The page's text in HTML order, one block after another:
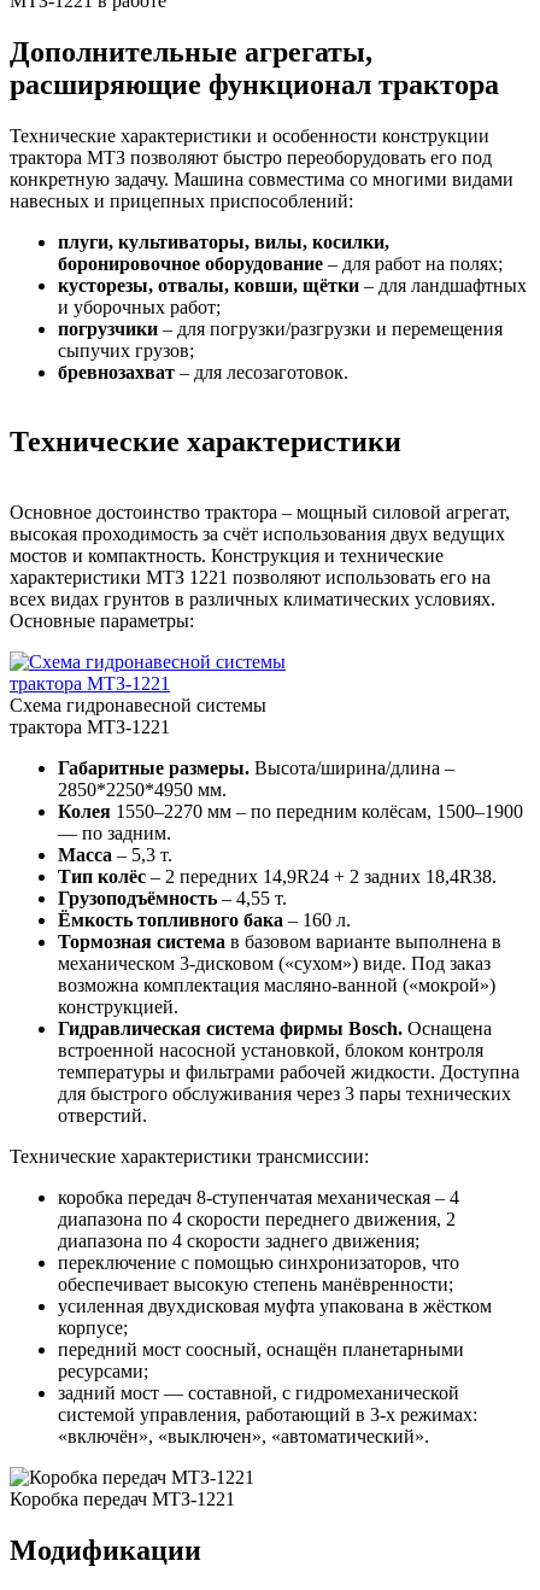
Дополнительные агрегаты,
расширяющие функционал трактора
Технические характеристики и особенности конструкции
трактора МТЗ позволяют быстро переоборудовать его под
конкретную задачу. Машина совместима со многими видами
навесных и прицепных приспособлений:
плуги, культиваторы, вилы, косилки,
боронировочное оборудование – для работ на полях;
кусторезы, отвалы, ковши, щётки – для ландшафтных
и уборочных работ;
погрузчики – для погрузки/разгрузки и перемещения
сыпучих грузов;
бревнозахват – для лесозаготовок.
Технические характеристики
Основное достоинство трактора – мощный силовой агрегат,
высокая проходимость за счёт использования двух ведущих
мостов и компактность. Конструкция и технические
характеристики МТЗ 1221 позволяют использовать его на
всех видах грунтов в различных климатических условиях.
Основные параметры:
Схема гидронавесной системы
трактора МТЗ-1221
Габаритные размеры. Высота/ширина/длина –
2850*2250*4950 мм.
Колея 1550–2270 мм – по передним колёсам, 1500–1900
— по задним.
Масса – 5,3 т.
Тип колёс – 2 передних 14,9R24 + 2 задних 18,4R38.
Грузоподъёмность – 4,55 т.
Ёмкость топливного бака – 160 л.
Тормозная система в базовом варианте выполнена в
механическом 3-дисковом («сухом») виде. Под заказ
возможна комплектация масляно-ванной («мокрой»)
конструкцией.
Гидравлическая система фирмы Bosch. Оснащена
встроенной насосной установкой, блоком контроля
температуры и фильтрами рабочей жидкости. Доступна
для быстрого обслуживания через 3 пары технических
отверстий.
Технические характеристики трансмиссии:
коробка передач 8-ступенчатая механическая – 4
диапазона по 4 скорости переднего движения, 2
диапазона по 4 скорости заднего движения;
переключение с помощью синхронизаторов, что
обеспечивает высокую степень манёвренности;
усиленная двухдисковая муфта упакована в жёстком
корпусе;
передний мост соосный, оснащён планетарными
ресурсами;
задний мост — составной, с гидромеханической
системой управления, работающий в 3-х режимах:
«включён», «выключен», «автоматический».
Коробка передач МТЗ-1221
Модификации